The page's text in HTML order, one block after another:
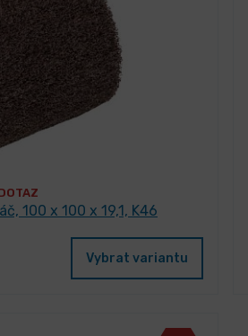
100 x 100 x 19,1, K46
Vybrat variantu